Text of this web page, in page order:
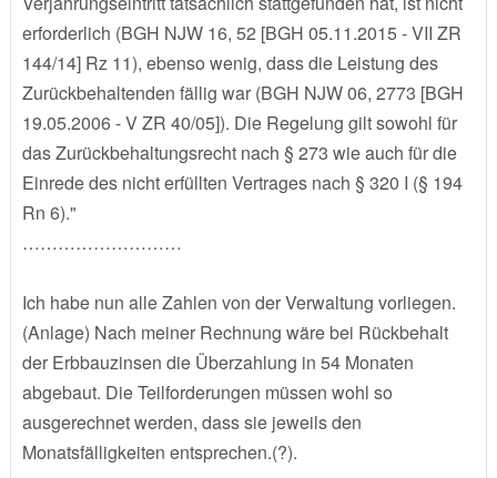
erforderlich (BGH NJW 16, 52 [BGH 05.11.2015 - VII ZR
144/14] Rz 11), ebenso wenig, dass die Leistung des
Zurückbehaltenden fällig war (BGH NJW 06, 2773 [BGH
19.05.2006 - V ZR 40/05]). Die Regelung gilt sowohl für
das Zurückbehaltungsrecht nach § 273 wie auch für die
Einrede des nicht erfüllten Vertrages nach § 320 I (§ 194
Rn 6)."
………………………
Ich habe nun alle Zahlen von der Verwaltung vorliegen.
(Anlage) Nach meiner Rechnung wäre bei Rückbehalt
der Erbbauzinsen die Überzahlung in 54 Monaten
abgebaut. Die Teilforderungen müssen wohl so
ausgerechnet werden, dass sie jeweils den
Monatsfälligkeiten entsprechen.(?).